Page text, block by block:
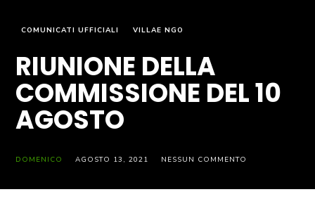
COMUNICATI UFFICIALI VILLAE NGO
RIUNIONE DELLA
COMMISSIONE DEL 10
AGOSTO
DOMENICO AGOSTO 13, 2021 NESSUN COMMENTO